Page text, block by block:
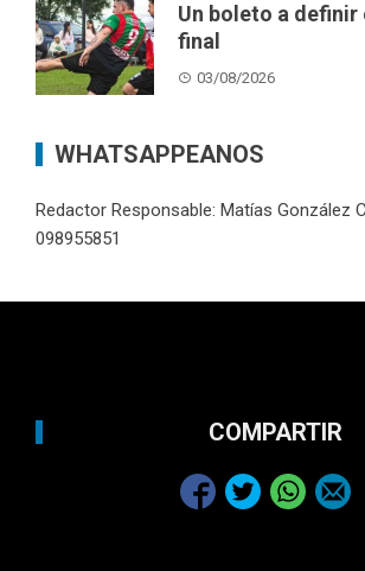
Un boleto a definir
final
03/08/2026
WHATSAPPEANOS
Redactor Responsable: Matías González
098955851
COMPARTIR